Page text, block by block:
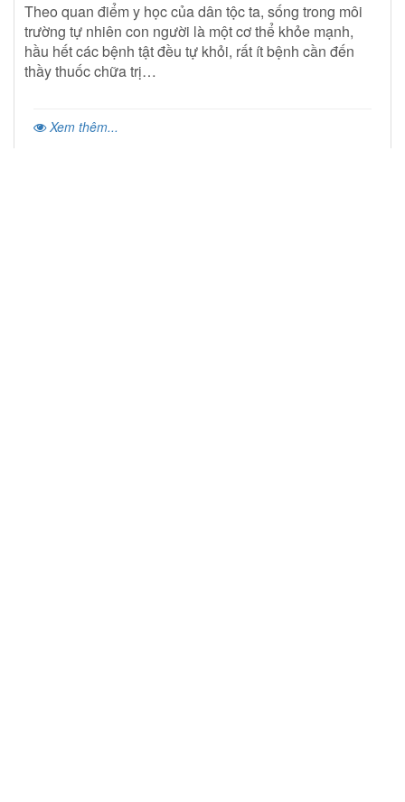
Theo quan điểm y học của dân tộc ta, sống trong môi
trường tự nhiên con người là một cơ thể khỏe mạnh,
hầu hết các bệnh tật đều tự khỏi, rất ít bệnh cần đến
thầy thuốc chữa trị…
Xem thêm...